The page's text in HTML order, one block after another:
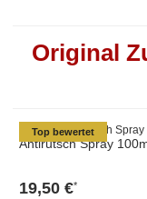
Original
Top bewertet
Antirutsch Spray
19,50 €*